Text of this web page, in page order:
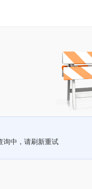
询中，请刷新重试